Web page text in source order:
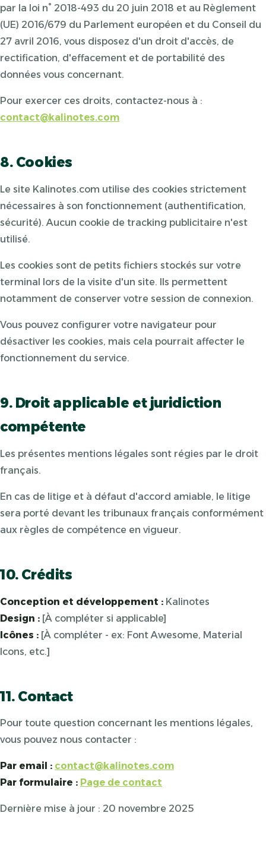
par la loi n° 2018-493 du 20 juin 2018 et au Règlement
(UE) 2016/679 du Parlement européen et du Conseil du
27 avril 2016, vous disposez d'un droit d'accès, de
rectification, d'effacement et de portabilité des
données vous concernant.
Pour exercer ces droits, contactez-nous à :
contact@kalinotes.com
8. Cookies
Le site Kalinotes.com utilise des cookies strictement
nécessaires à son fonctionnement (authentification,
sécurité). Aucun cookie de tracking publicitaire n'est
utilisé.
Les cookies sont de petits fichiers stockés sur votre
terminal lors de la visite d'un site. Ils permettent
notamment de conserver votre session de connexion.
Vous pouvez configurer votre navigateur pour
désactiver les cookies, mais cela pourrait affecter le
fonctionnement du service.
9. Droit applicable et juridiction
compétente
Les présentes mentions légales sont régies par le droit
français.
En cas de litige et à défaut d'accord amiable, le litige
sera porté devant les tribunaux français conformément
aux règles de compétence en vigueur.
10. Crédits
Conception et développement : Kalinotes
Design : [À compléter si applicable]
Icônes : [À compléter - ex: Font Awesome, Material
Icons, etc.]
11. Contact
Pour toute question concernant les mentions légales,
vous pouvez nous contacter :
Par email : contact@kalinotes.com
Par formulaire : Page de contact
Dernière mise à jour : 20 novembre 2025